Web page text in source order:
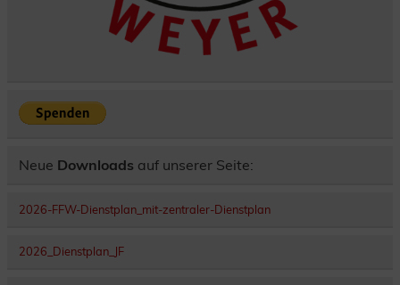
Neue Downloads auf unserer Seite:
2026-FFW-Dienstplan_mit-zentraler-Dienstplan
2026_Dienstplan_JF